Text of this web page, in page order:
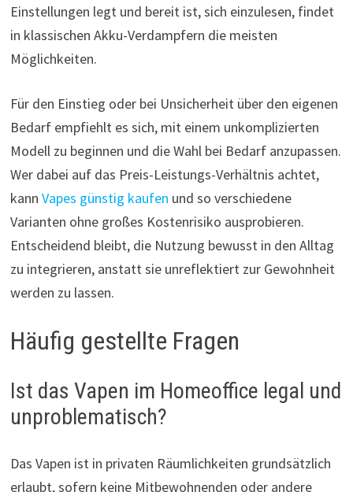
Einstellungen legt und bereit ist, sich einzulesen, findet
in klassischen Akku-Verdampfern die meisten
Möglichkeiten.
Für den Einstieg oder bei Unsicherheit über den eigenen
Bedarf empfiehlt es sich, mit einem unkomplizierten
Modell zu beginnen und die Wahl bei Bedarf anzupassen.
Wer dabei auf das Preis-Leistungs-Verhältnis achtet,
kann Vapes günstig kaufen und so verschiedene
Varianten ohne großes Kostenrisiko ausprobieren.
Entscheidend bleibt, die Nutzung bewusst in den Alltag
zu integrieren, anstatt sie unreflektiert zur Gewohnheit
werden zu lassen.
Häufig gestellte Fragen
Ist das Vapen im Homeoffice legal und
unproblematisch?
Das Vapen ist in privaten Räumlichkeiten grundsätzlich
erlaubt, sofern keine Mitbewohnenden oder andere